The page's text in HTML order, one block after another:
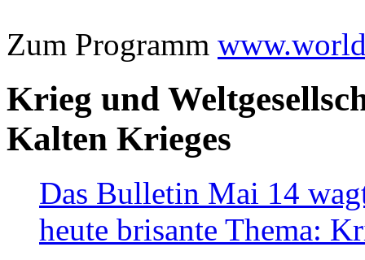
Zum Programm
Krieg und
Kalten Krieges
Das Bulletin Mai 14
heute brisante Thema: